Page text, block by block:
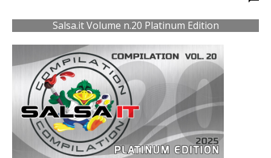
Salsa.it Volume n.20 Platinum Edition